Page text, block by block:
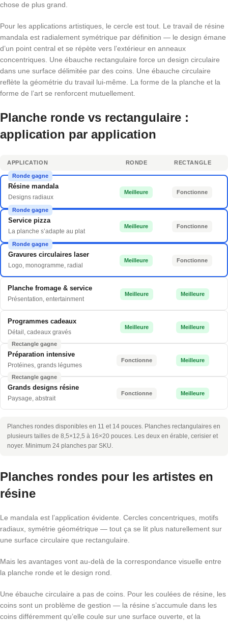
chose de plus grand.
Pour les applications artistiques, le cercle est tout. Le travail de résine
mandala est radialement symétrique par définition — le design émane
d’un point central et se répète vers l’extérieur en anneaux
concentriques. Une ébauche rectangulaire force un design circulaire
dans une surface délimitée par des coins. Une ébauche circulaire
reflète la géométrie du travail lui-même. La forme de la planche et la
forme de l’art se renforcent mutuellement.
Planche ronde vs rectangulaire :
application par application
APPLICATION RONDE RECTANGLE
Ronde gagne
Résine mandala
Designs radiaux
Meilleure Fonctionne
Ronde gagne
Service pizza
La planche s’adapte au plat
Meilleure Fonctionne
Ronde gagne
Gravures circulaires laser
Logo, monogramme, radial
Meilleure Fonctionne
Planche fromage & service
Présentation, entertainment
Meilleure Meilleure
Programmes cadeaux
Détail, cadeaux gravés
Meilleure Meilleure
Rectangle gagne
Préparation intensive
Protéines, grands légumes
Fonctionne Meilleure
Rectangle gagne
Grands designs résine
Paysage, abstrait
Fonctionne Meilleure
Planches rondes disponibles en 11 et 14 pouces. Planches rectangulaires en
plusieurs tailles de 8,5×12,5 à 16×20 pouces. Les deux en érable, cerisier et
noyer. Minimum 24 planches par SKU.
Planches rondes pour les artistes en
résine
Le mandala est l’application évidente. Cercles concentriques, motifs
radiaux, symétrie géométrique — tout ça se lit plus naturellement sur
une surface circulaire que rectangulaire.
Mais les avantages vont au-delà de la correspondance visuelle entre
la planche ronde et le design rond.
Une ébauche circulaire a pas de coins. Pour les coulées de résine, les
coins sont un problème de gestion — la résine s’accumule dans les
coins différemment qu’elle coule sur une surface ouverte, et la